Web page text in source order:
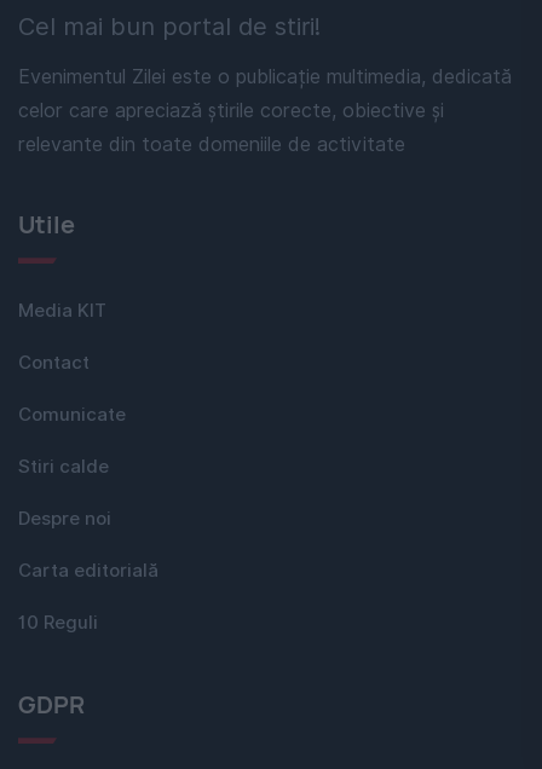
Cel mai bun portal de stiri!
Evenimentul Zilei este o publicație multimedia, dedicată
celor care apreciază știrile corecte, obiective și
relevante din toate domeniile de activitate
Utile
Media KIT
Contact
Comunicate
Stiri calde
Despre noi
Carta editorială
10 Reguli
GDPR